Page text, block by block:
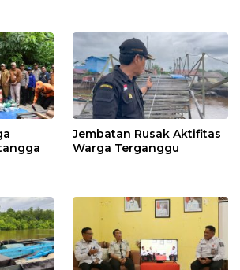
Jembatan Rusak Aktifitas
Warga Terganggu